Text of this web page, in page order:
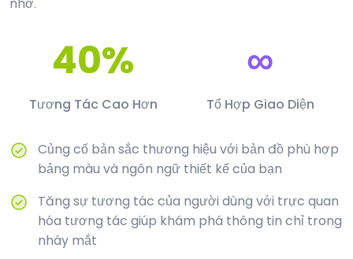
40%
Tương Tác Cao Hơn
∞
Tổ Hợp Giao Diện
Củng cố bản sắc thương hiệu với bản đồ phù hợp
bảng màu và ngôn ngữ thiết kế của bạn
Tăng sự tương tác của người dùng với trực quan
hóa tương tác giúp khám phá thông tin chỉ trong
nháy mắt